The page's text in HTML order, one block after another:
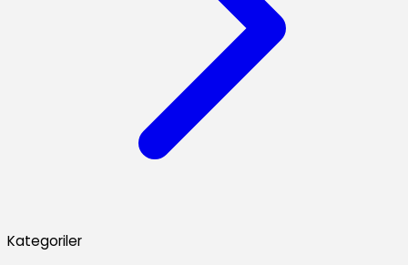
Kategoriler